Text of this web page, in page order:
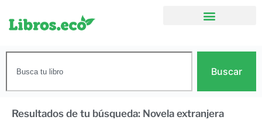
Buscar
Resultados de tu búsqueda: Novela extranjera